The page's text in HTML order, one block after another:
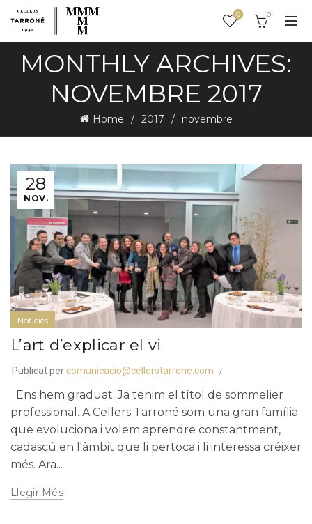
0 0
MONTHLY ARCHIVES:
NOVEMBRE 2017
Home 2017 novembre
28
NOV.
Notícies
L’art d’explicar el vi
Publicat per comunicacio@cellerstarrone.com
Ens hem graduat. Ja tenim el títol de sommelier
professional. A Cellers Tarroné som una gran família
que evoluciona i volem aprendre constantment,
cadascú en l'àmbit que li pertoca i li interessa créixer
més. Ara...
Llegir Més